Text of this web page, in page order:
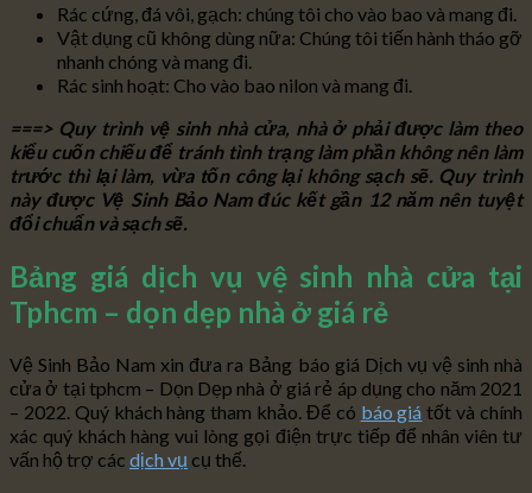
Rác cứng, đá vôi, gạch: chúng tôi cho vào bao và mang đi.
Vật dụng cũ không dùng nữa: Chúng tôi tiến hành tháo gỡ
nhanh chóng và mang đi.
Rác sinh hoạt: Cho vào bao nilon và mang đi.
===> Quy trình vệ sinh nhà cửa, nhà ở phải được làm theo
kiểu cuốn chiếu để tránh tình trạng làm phần không nên làm
trước thì lại làm, vừa tốn công lại không sạch sẽ. Quy trình
này được Vệ Sinh Bảo Nam đúc kết gần 12 năm nên tuyệt
đổi chuẩn và sạch sẽ.
Bảng giá dịch vụ vệ sinh nhà cửa tại
Tphcm – dọn dẹp nhà ở giá rẻ
Vệ Sinh Bảo Nam xin đưa ra Bảng báo giá Dịch vụ vệ sinh nhà
cửa ở tại tphcm – Dọn Dẹp nhà ở giá rẻ áp dụng cho năm 2021
– 2022. Quý khách hàng tham khảo. Để có báo giá tốt và chính
xác quý khách hàng vui lòng gọi điện trực tiếp để nhân viên tư
vấn hộ trợ các dịch vụ cụ thế.